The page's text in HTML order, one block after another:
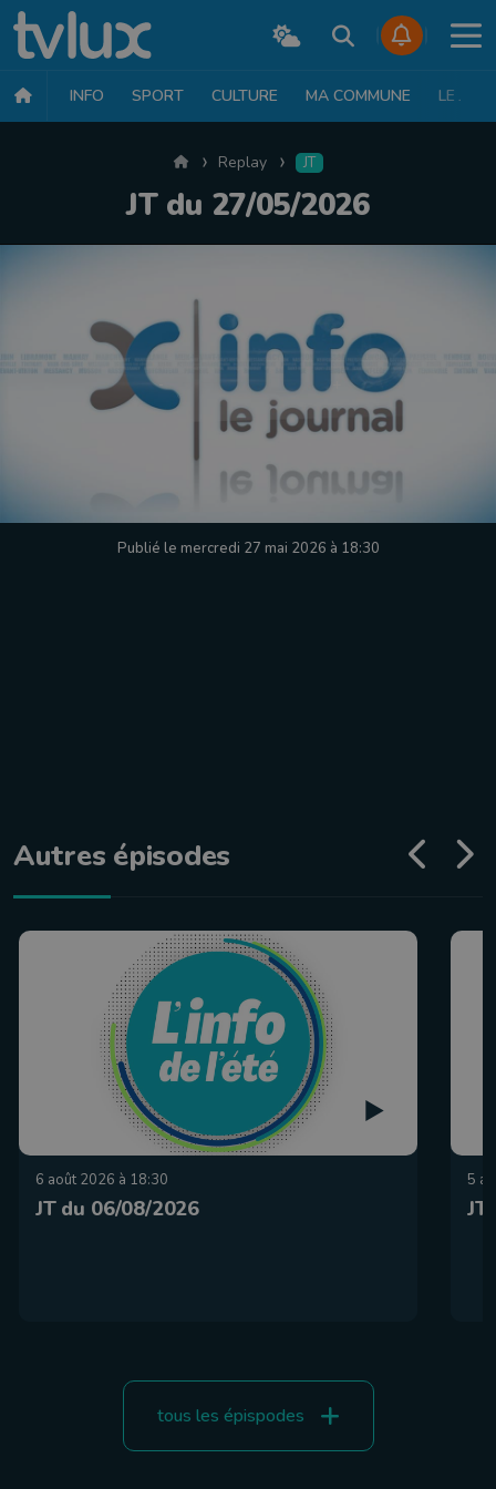
INFO SPORT CULTURE MA COMMUNE LE JT
AccueilReplay JT
JT du 27/05/2026
Publié le mercredi 27 mai 2026 à 18:30
Autres épisodes
6 août 2026 à 18:30
JT du 06/08/2026
5
JT
tous les épispodes